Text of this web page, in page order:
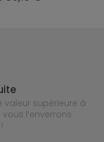
supérieure à
l’enverrons